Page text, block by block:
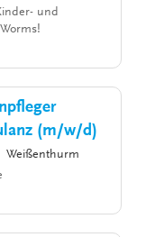
und
(m/w/d)
Weißenthurm